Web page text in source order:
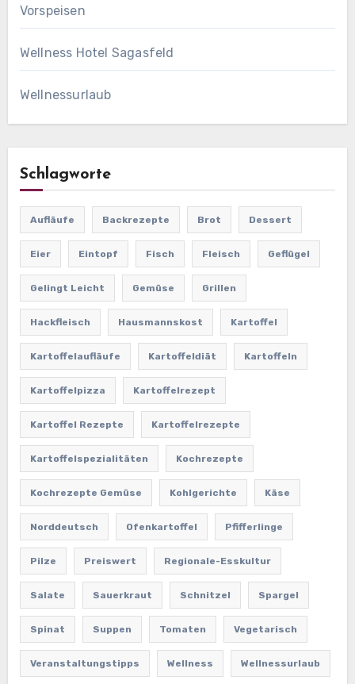
Vorspeisen
Wellness Hotel Sagasfeld
Wellnessurlaub
Schlagworte
Aufläufe Backrezepte Brot Dessert
Eier Eintopf Fisch Fleisch Geflügel
Gelingt Leicht Gemüse Grillen
Hackfleisch Hausmannskost Kartoffel
Kartoffelaufläufe Kartoffeldiät Kartoffeln
Kartoffelpizza Kartoffelrezept
Kartoffel Rezepte Kartoffelrezepte
Kartoffelspezialitäten Kochrezepte
Kochrezepte Gemüse Kohlgerichte Käse
Norddeutsch Ofenkartoffel Pfifferlinge
Pilze Preiswert Regionale-Esskultur
Salate Sauerkraut Schnitzel Spargel
Spinat Suppen Tomaten Vegetarisch
Veranstaltungstipps Wellness Wellnessurlaub